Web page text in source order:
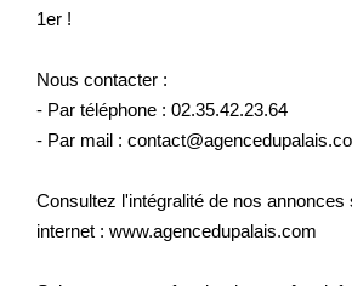
1er !
Nous contacter :
- Par téléphone : 02.35.42.23.64
- Par mail :
Consultez l'intégralité de nos annonces
internet : www.agencedupalais.com